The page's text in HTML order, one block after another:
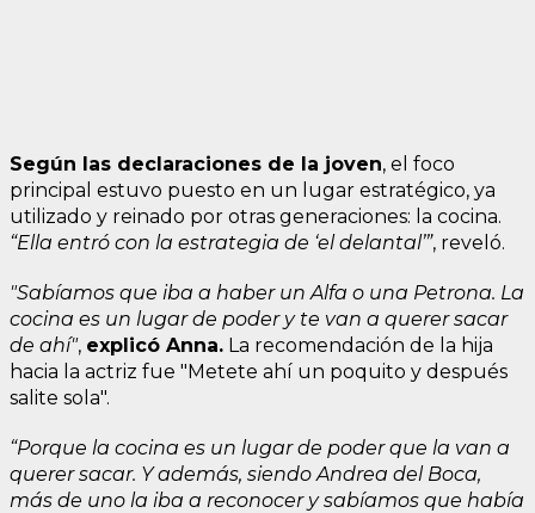
Según las declaraciones de la joven, el foco
principal estuvo puesto en un lugar estratégico, ya
utilizado y reinado por otras generaciones: la cocina.
“Ella entró con la estrategia de ‘el delantal’”, reveló.
"Sabíamos que iba a haber un Alfa o una Petrona. La
cocina es un lugar de poder y te van a querer sacar
de ahí", explicó Anna. La recomendación de la hija
hacia la actriz fue "Metete ahí un poquito y después
salite sola".
“Porque la cocina es un lugar de poder que la van a
querer sacar. Y además, siendo Andrea del Boca,
más de uno la iba a reconocer y sabíamos que había